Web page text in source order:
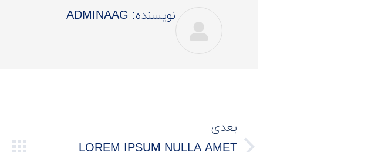
نویسنده:
نوشتهبعدی
LOREM IPSUM NULLA AMET